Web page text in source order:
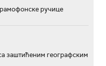
ручице
заштићеним географским